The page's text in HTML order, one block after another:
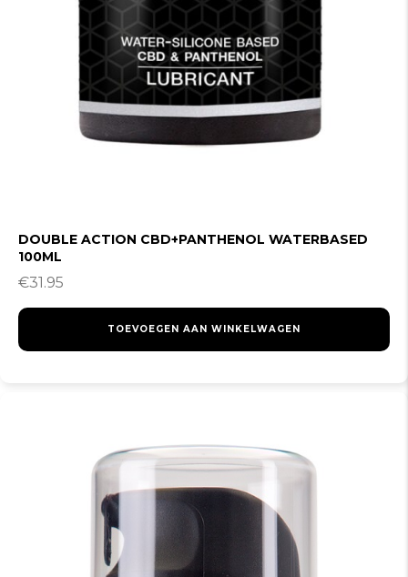
DOUBLE ACTION CBD+PANTHENOL WATERBASED
100ML
€31.95
TOEVOEGEN AAN WINKELWAGEN